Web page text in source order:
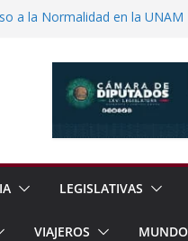
a la Normalidad en la UNAM
90 mil Visitantes en Baja
LEGISLATIVAS
VIAJEROS MUNDO